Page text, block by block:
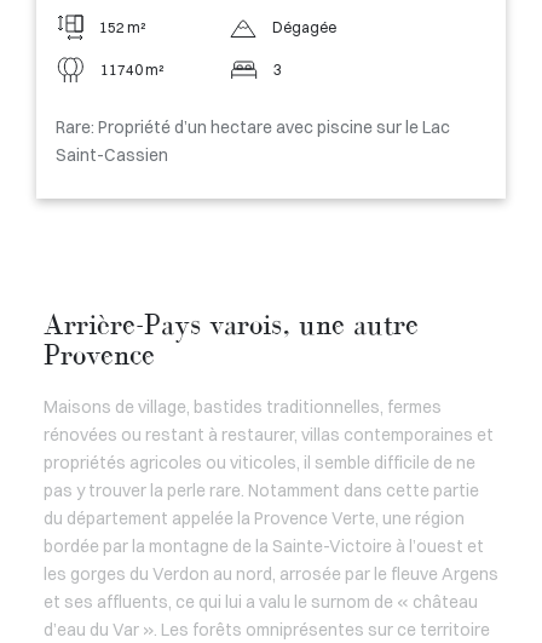
152 m²
11740 m²
Dégagée
3
Rare: Propriété d’un hectare avec piscine sur le Lac
Saint-Cassien
Arrière-Pays varois, une autre
Provence
Maisons de village, bastides traditionnelles, fermes
rénovées ou restant à restaurer, villas contemporaines et
propriétés agricoles ou viticoles, il semble difficile de ne
pas y trouver la perle rare. Notamment dans cette partie
du département appelée la Provence Verte, une région
bordée par la montagne de la Sainte-Victoire à l’ouest et
les gorges du Verdon au nord, arrosée par le fleuve Argens
et ses affluents, ce qui lui a valu le surnom de « château
d’eau du Var ». Les forêts omniprésentes sur ce territoire